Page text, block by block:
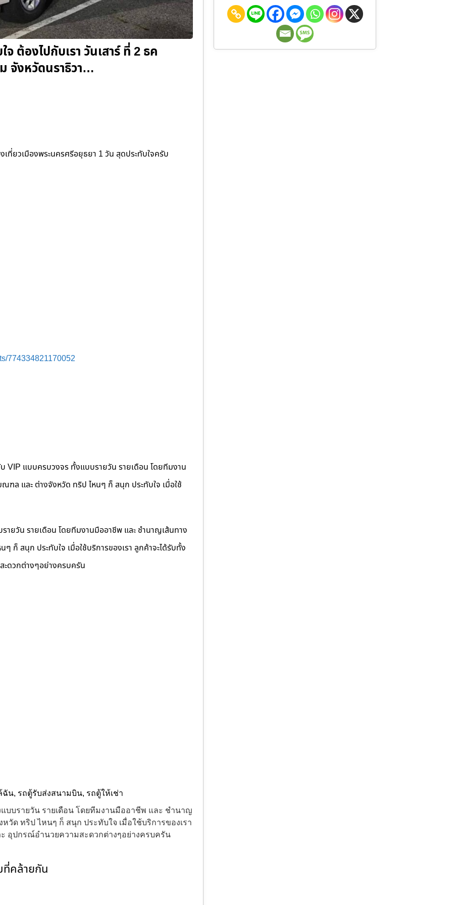
ต้องไปกับเรา วันเสาร์ ที่ 2 ธค
จังหวัดนราธิวา…
ที่ยวเมืองพระนครศรีอยุธยา 1 วัน สุดประทับใจครับ
774334821170052
VIP แบบครบวงจร ทั้งแบบรายวัน รายเดือน โดยทีมงาน
ล และ ต่างจังหวัด ทริป ไหนๆ ก็ สนุก ประทับใจ เมื่อใช้
ยวัน รายเดือน โดยทีมงานมืออาชีพ และ ชำนาญเส้นทาง
สนุก ประทับใจ เมื่อใช้บริการของเรา ลูกค้าจะได้รับทั้ง
ะดวกต่างๆอย่างครบครัน
ฉัน, รถตู้รับส่งสนามบิน, รถตู้ให้เช่า
บบรายวัน รายเดือน โดยทีมงานมืออาชีพ และ ชำนาญ
ด ทริป ไหนๆ ก็ สนุก ประทับใจ เมื่อใช้บริการของเรา
อุปกรณ์อำนวยความสะดวกต่างๆอย่างครบครัน
ที่คล้ายกัน